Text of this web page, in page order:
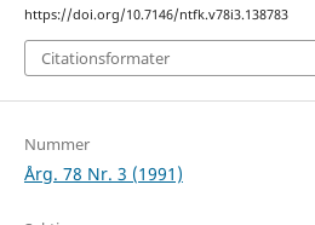
https://doi.org/10.7146/ntfk.v78i3.138783
Citationsformater
Nummer
Årg. 78 Nr. 3 (1991)